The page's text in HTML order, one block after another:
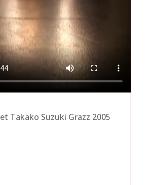
Takako Suzuki Grazz 2005